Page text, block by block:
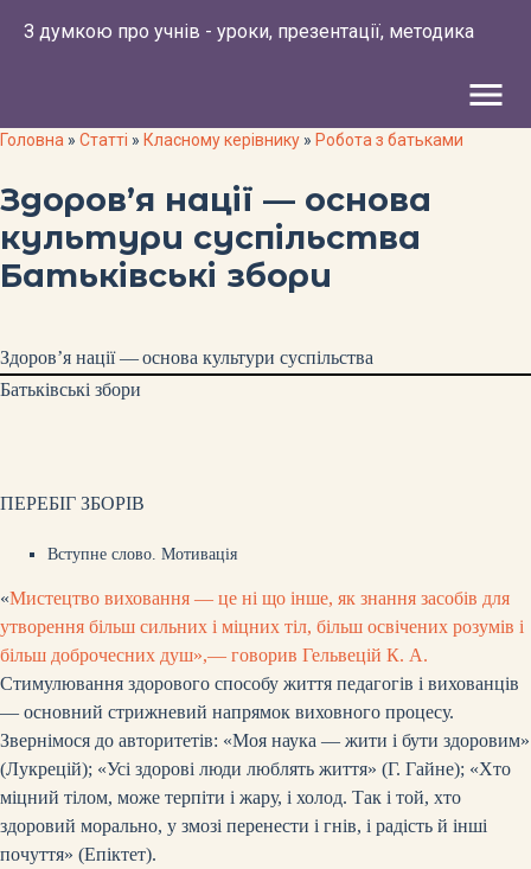
З думкою про учнів - уроки, презентації, методика
menu
Головна » Статті » Класному керівнику » Робота з батьками
Здоров’я нації — основа
культури суспільства
Батьківські збори
Здоров’я нації —основа культури суспільства
Батьківські збори
ПЕРЕБІГ ЗБОРІВ
Вступне слово. Мотивація
«Мистецтво виховання — це ні що інше, як знання засобів для
утворення більш сильних і міцних тіл, більш освічених розумів і
більш доброчесних душ»,— говорив Гельвецій К. А.
Стимулювання здорового способу життя педагогів і вихованців
— основний стрижневий напрямок виховного процесу.
Звернімося до авторитетів: «Моя наука — жити і бути здоровим»
(Лукрецій); «Усі здорові люди люблять життя» (Г. Гайне); «Хто
міцний тілом, може терпіти і жару, і холод. Так і той, хто
здоровий морально, у змозі перенести і гнів, і радість й інші
почуття» (Епіктет).